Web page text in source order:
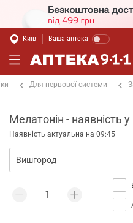
Київ Ваша аптека
Для нервової системи
Мелатонін - наявність
Наявність актуальна на 09:45